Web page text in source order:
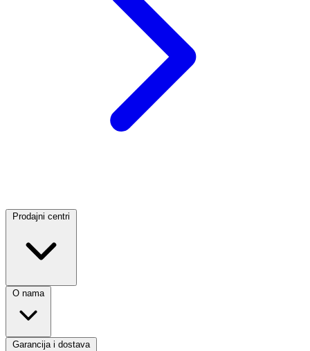
Prodajni centri
O nama
Garancija i dostava